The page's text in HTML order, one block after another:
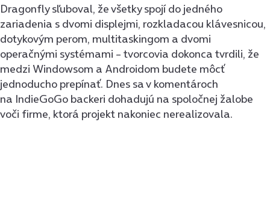
Dragonfly sľuboval, že všetky spojí do jedného
zariadenia s dvomi displejmi, rozkladacou klávesnicou,
dotykovým perom, multitaskingom a dvomi
operačnými systémami – tvorcovia dokonca tvrdili, že
medzi Windowsom a Androidom budete môcť
jednoducho prepínať. Dnes sa v komentároch
na IndieGoGo backeri dohadujú na spoločnej žalobe
voči firme, ktorá projekt nakoniec nerealizovala.